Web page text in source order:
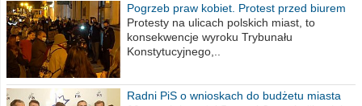
Pogrzeb praw kobiet. Protest przed biurem
poselskim PiS
Protesty na ulicach polskich miast, to
konsekwencje wyroku Trybunału
Konstytucyjnego,..
Radni PiS o wnioskach do budżetu miasta